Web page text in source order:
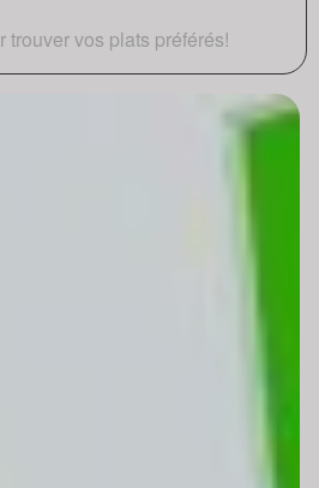
trouver vos plats préférés!